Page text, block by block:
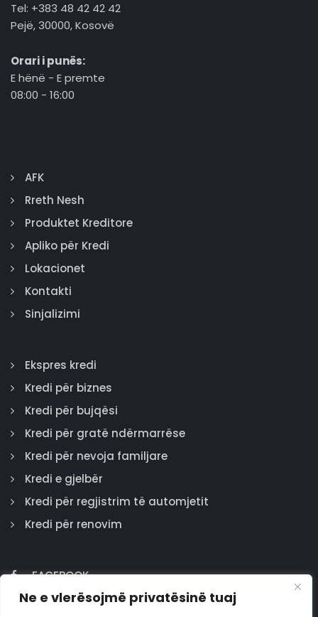
Ne e vlerësojmë privatësinë tuaj
Tel: +383 48 42 42 42
Pejë, 30000, Kosovë
Orari i punës:
E hënë - E premte
08:00 - 16:00
AFK
Rreth Nesh
Produktet Kreditore
Apliko për Kredi
Lokacionet
Kontakti
Sinjalizimi
Ekspres kredi
Kredi për biznes
Kredi për bujqësi
Kredi për gratë ndërmarrëse
Kredi për nevoja familjare
Kredi e gjelbër
Kredi për regjistrim të automjetit
Kredi për renovim
FACEBOOK
GOOGLE